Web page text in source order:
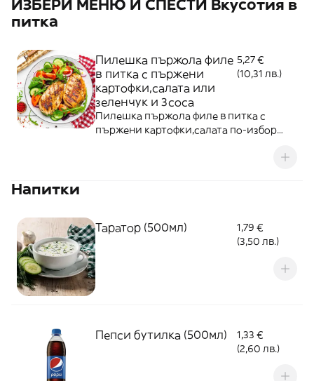
ИЗБЕРИ МЕНЮ И СПЕСТИ Вкусотия в
питка
Пилешка пържола филе
в питка с пържени
картофки,салата или
зеленчук и 3соса
5,27 €
(10,31 лв.)
Пилешка пържола филе в питка с
пържени картофки,салата по-избор
Напитки
Таратор (500мл)
1,79 €
(3,50 лв.)
Пепси бутилка (500мл)
1,33 €
(2,60 лв.)